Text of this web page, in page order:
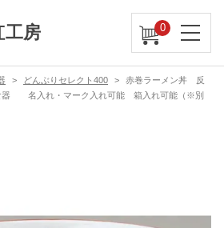
工房 0
どんぶりセレクト400
赤巻ラーメン丼 反
名入れ・マーク入れ可能 箱入れ可能（※別